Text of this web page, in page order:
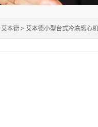
艾本德 > 艾本德小型台式冷冻离心